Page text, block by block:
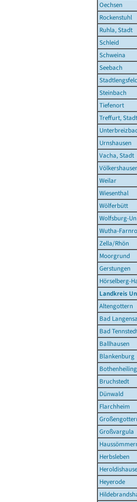
Oechsen
Rockenstuhl
Ruhla, Stadt
Schleid
Schweina
Seebach
Steinbach
Tiefenort
Treffurt, Stadt
Urnshausen
Vacha, Stadt
Weilar
Wiesenthal
Wölferbütt
Wolfsburg-
Wutha-
Zella/Rhön
Moorgrund
Gerstungen
Hörselberg-
Landkreis
Altengottern
Bad
Bad
Ballhausen
Blankenburg
Bruchstedt
Dünwald
Flarchheim
Großvargula
Herbsleben
Heyerode